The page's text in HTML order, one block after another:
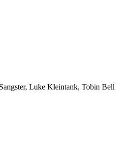
Luke Kleintank, Tobin Bell